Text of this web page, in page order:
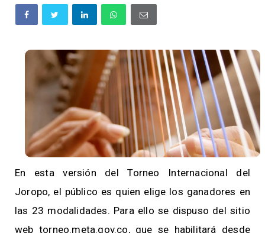
En esta versión del Torneo Internacional del
Joropo, el público es quien elige los ganadores en
las 23 modalidades. Para ello se dispuso del sitio
web torneo.meta.gov.co, que se habilitará desde